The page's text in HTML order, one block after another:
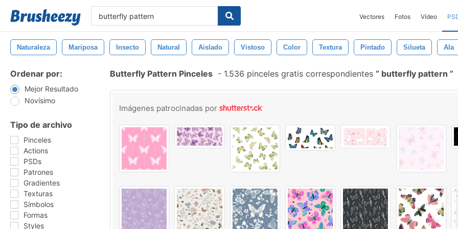
Vectores Fotos Vídeo
Naturaleza Mariposa Insecto Natural Aislado Vistoso Color Textura Pintado Silueta Ala
Ordenar por:
Mejor Resultado
Novísimo
Tipo de archivo
Pinceles
Actions
PSDs
Patrones
Gradientes
Texturas
Símbolos
Formas
Styles
Butterfly Pattern Pinceles - 1.536 pinceles gratis correspondientes butterfly pattern
Imágenes patrocinadas por